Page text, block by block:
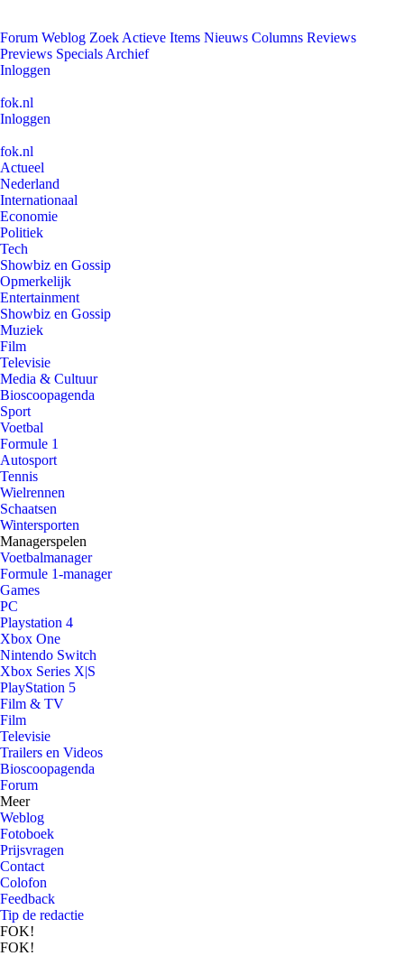
Forum Weblog Zoek Actieve Items Nieuws Columns Reviews
Previews Specials Archief
Inloggen
fok.nl
Inloggen
fok.nl
Actueel
Nederland
Internationaal
Economie
Politiek
Tech
Showbiz en Gossip
Opmerkelijk
Entertainment
Showbiz en Gossip
Muziek
Film
Televisie
Media & Cultuur
Bioscoopagenda
Sport
Voetbal
Formule 1
Autosport
Tennis
Wielrennen
Schaatsen
Wintersporten
Managerspelen
Voetbalmanager
Formule 1-manager
Games
PC
Playstation 4
Xbox One
Nintendo Switch
Xbox Series X|S
PlayStation 5
Film & TV
Film
Televisie
Trailers en Videos
Bioscoopagenda
Forum
Meer
Weblog
Fotoboek
Prijsvragen
Contact
Colofon
Feedback
Tip de redactie
FOK!
FOK!